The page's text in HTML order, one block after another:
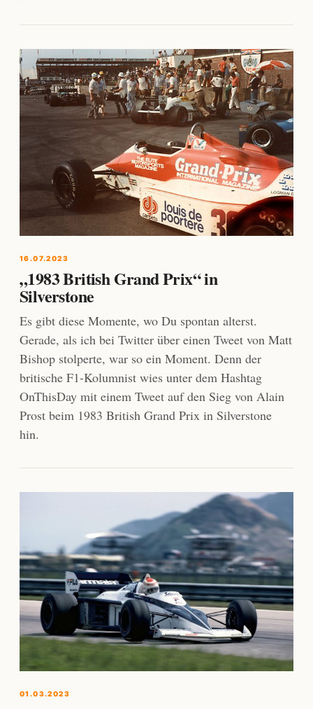
16.07.2023
„1983 British Grand Prix“ in
Silverstone
Es gibt diese Momente, wo Du spontan alterst.
Gerade, als ich bei Twitter über einen Tweet von Matt
Bishop stolperte, war so ein Moment. Denn der
britische F1-Kolumnist wies unter dem Hashtag
OnThisDay mit einem Tweet auf den Sieg von Alain
Prost beim 1983 British Grand Prix in Silverstone
hin.
01.03.2023